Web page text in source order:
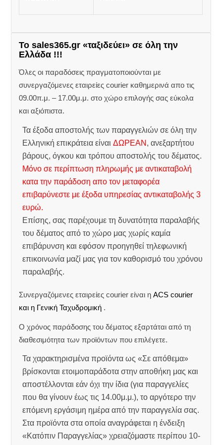
Το sales365.gr «ταξιδεύει» σε όλη την
Ελλάδα !!!
Όλες οι παραδόσεις πραγματοποιούνται με
συνεργαζόμενες εταιρείες courier καθημερινά απο τις
09.00π.μ. – 17.00μ.μ. στο χώρο επιλογής σας εύκολα
και αξιόπιστα.
Τα έξοδα αποστολής των παραγγελιών σε όλη την
Ελληνική επικράτεια είναιΔΩΡΕΑΝ , ανεξαρτήτου
βάρους, όγκου και τρόπου αποστολής του δέματος.
Μόνο σε περίπτωση πληρωμής με αντικαταβολή
κατα την παράδοση απο τον μεταφορέα
επιβαρύνεστε με έξοδα υπηρεσίας αντικαταβολής 3
ευρώ.
Επίσης, σας παρέχουμε τη δυνατότητα παραλαβής
του δέματος από το χώρο μας χωρίς καμία
επιβάρυνση και εφόσον προηγηθεί τηλεφωνική
επικοινωνία μαζί μας για τον καθορισμό του χρόνου
παραλαβής.
Συνεργαζόμενες εταιρείες courier είναι ηACS courier
και η Γενική Ταχυδρομική .
Ο χρόνος παράδοσης του δέματος εξαρτάται από τη
διαθεσιμότητα των προϊόντων που επιλέγετε.
Τα χαρακτηρισμένα προϊόντα ως «Σε απόθεμα»
βρίσκονται ετοιμοπαράδοτα στην αποθήκη μας και
αποστέλλονται εάν όχι την ίδια (για παραγγελίες
που θα γίνουν έως τις 14.00μ.μ.), το αργότερο την
επόμενη εργάσιμη ημέρα από την παραγγελία σας.
Στα προϊόντα στα οποία αναγράφεται η ένδειξη
«Κατόπιν Παραγγελίας» χρειαζόμαστε περίπου 10-